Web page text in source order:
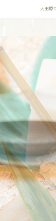
大田原